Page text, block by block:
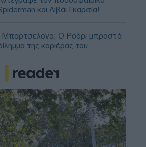
και Λιβάι Γκαρσία!
Μπαρτσελόνα; Ο Ρόδρι μπροστά
της καριέρας του